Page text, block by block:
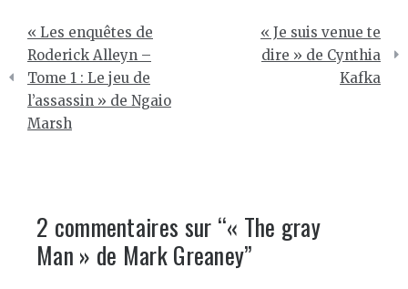
Navigation
de
l’article
« Les enquêtes de
Roderick Alleyn –
Tome 1 : Le jeu de
l’assassin » de Ngaio
Marsh
« Je suis venue te
dire » de Cynthia
Kafka
2 commentaires sur “« The gray
Man » de Mark Greaney”